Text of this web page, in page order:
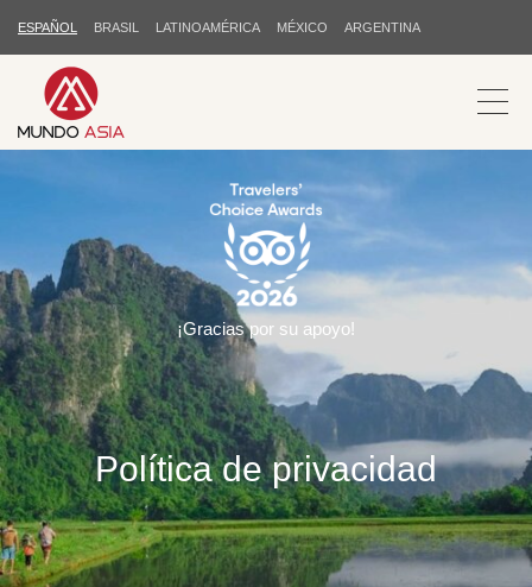
ESPAÑOL BRASIL LATINOAMÉRICA MÉXICO ARGENTINA
Política de privacidad
¡Gracias por su apoyo!